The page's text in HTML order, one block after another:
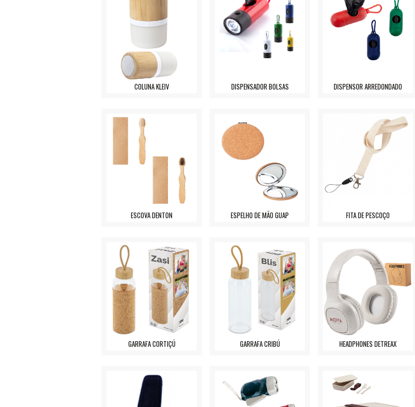
COLUNA KLEIV DISPENSADOR BOLSAS DISPENSOR ARREDONDADO
ESCOVA DENTON ESPELHO DE MÃO GUAP FITA DE PESCOÇO
GARRAFA CORTIÇÚ GARRAFA CRIBÚ HEADPHONES DETREAX